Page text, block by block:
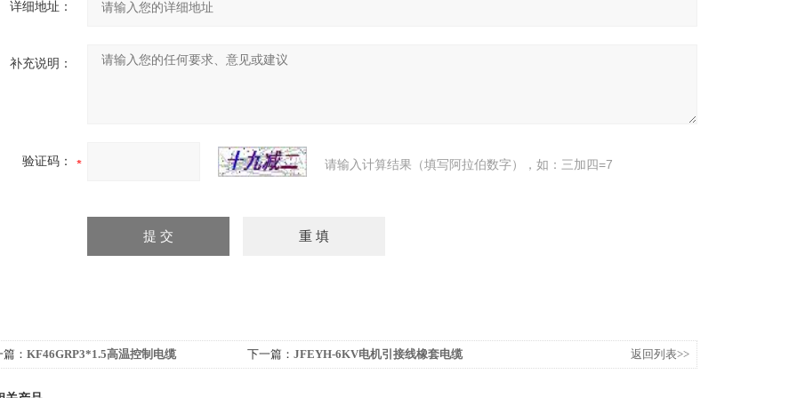
详细地址：
补充说明：
验证码： 请输入计算结果（填写阿拉伯数字），如：三加四=7
： KF46GRP3*1.5高温控制电缆 下一篇： JFEYH-6KV电机引接线橡套电缆 返回列表>>